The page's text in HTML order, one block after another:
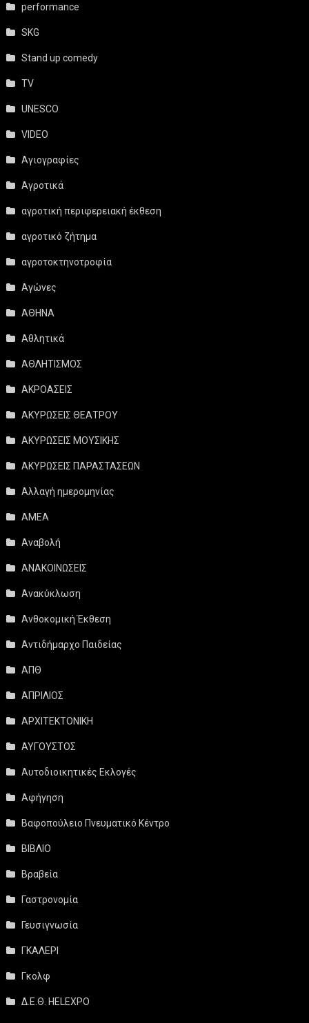
performance
SKG
Stand up comedy
TV
UNESCO
VIDEO
Αγιογραφίες
Αγροτικά
αγροτική περιφερειακή έκθεση
αγροτικό ζήτημα
αγροτοκτηνοτροφία
Αγώνες
ΑΘΗΝΑ
Αθλητικά
ΑΘΛΗΤΙΣΜΟΣ
ΑΚΡΟΑΣΕΙΣ
ΑΚΥΡΩΣΕΙΣ ΘΕΑΤΡΟΥ
ΑΚΥΡΩΣΕΙΣ ΜΟΥΣΙΚΗΣ
ΑΚΥΡΩΣΕΙΣ ΠΑΡΑΣΤΑΣΕΩΝ
Αλλαγή ημερομηνίας
ΑΜΕΑ
Αναβολή
ΑΝΑΚΟΙΝΩΣΕΙΣ
Ανακύκλωση
Ανθοκομική Έκθεση
Αντιδήμαρχο Παιδείας
ΑΠΘ
ΑΠΡΙΛΙΟΣ
ΑΡΧΙΤΕΚΤΟΝΙΚΗ
ΑΥΓΟΥΣΤΟΣ
Αυτοδιοικητικές Εκλογές
Αφήγηση
Βαφοπούλειο Πνευματικό Κέντρο
ΒΙΒΛΙΟ
Βραβεία
Γαστρονομία
Γευσιγνωσία
ΓΚΑΛΕΡΙ
Γκολφ
Δ.Ε.Θ. HELEXPO